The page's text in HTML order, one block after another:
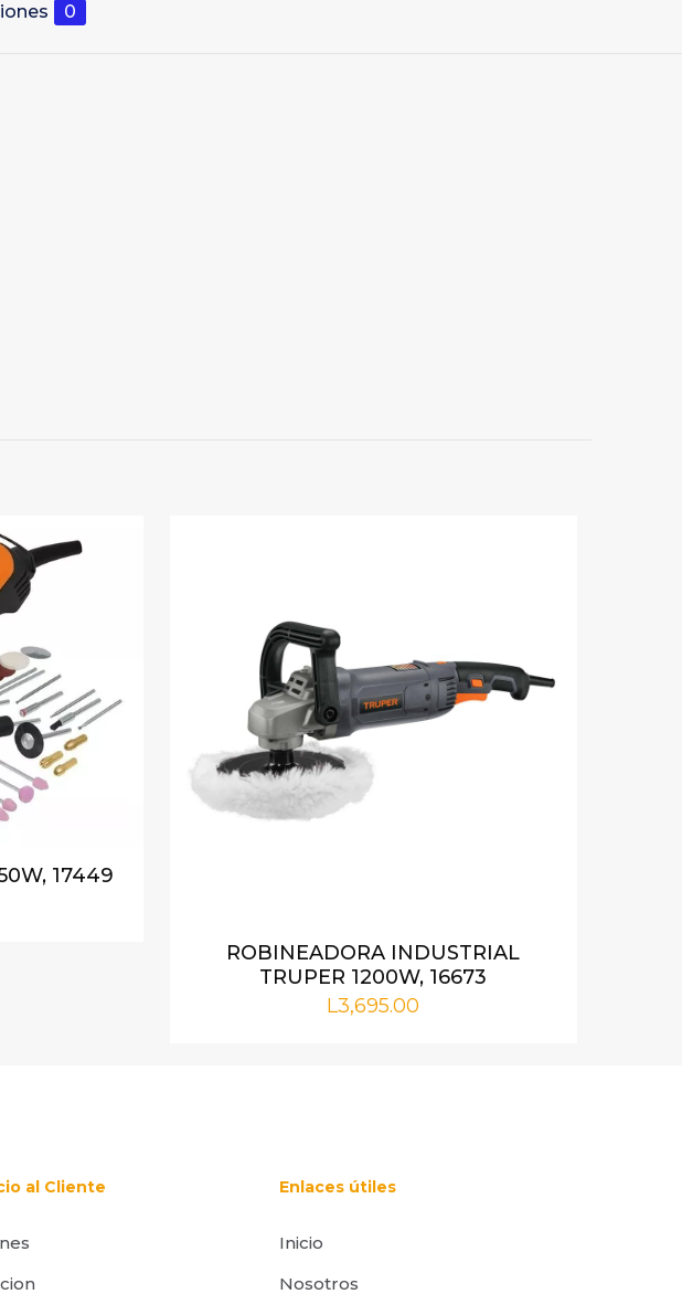
0
5
5 de 5
estrellas
Guarda mi nombre,
17449
ROBINEADORA INDUSTRIAL
TRUPER 1200W, 16673
L3,695.00
al Cliente Enlaces útiles
Inicio
Nosotros